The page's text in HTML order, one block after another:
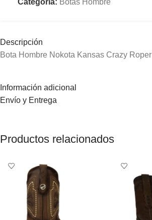
Categoría: Botas Hombre
Descripción
Bota Hombre Nokota Kansas Crazy Roper
Información adicional
Envío y Entrega
Productos relacionados